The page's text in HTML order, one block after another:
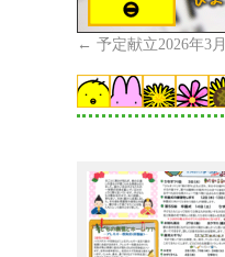
← 予定献立2026年3月